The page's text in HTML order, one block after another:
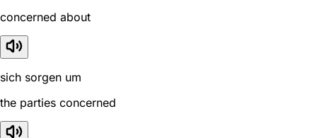
concerned about
sich sorgen um
the parties concerned